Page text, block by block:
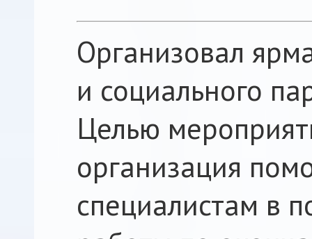
Организовал
и социального
Целью
организация
специалистам в